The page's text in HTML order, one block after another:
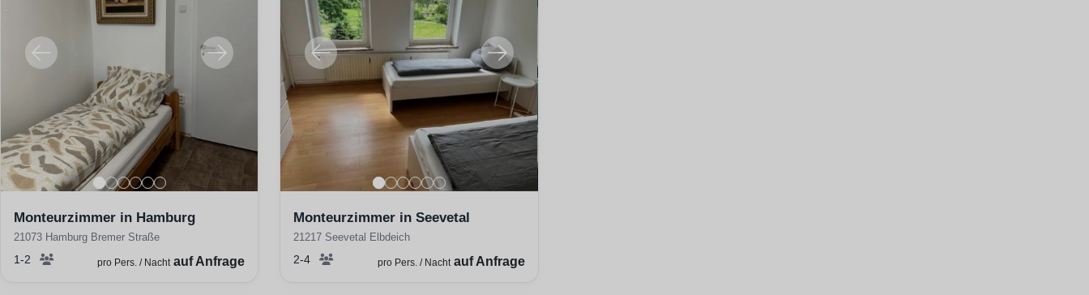
Monteurzimmer in Hamburg
21073 Hamburg Bremer Straße
1-2 pro Pers. / Nacht auf Anfrage
Monteurzimmer in Seevetal
21217 Seevetal Elbdeich
2-4 pro Pers. / Nacht auf Anfrage